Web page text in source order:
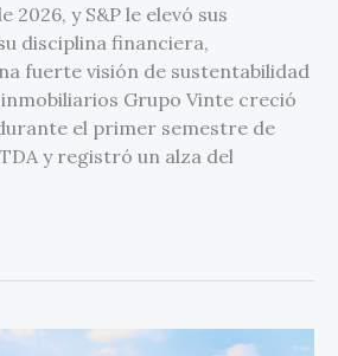
y S&P le elevó sus
disciplina financiera,
fuerte visión de sustentabilidad
Grupo Vinte creció
el primer semestre de
y registró un alza del